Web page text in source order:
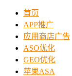
首页
APP推广
应用商店广告
ASO优化
GEO优化
苹果ASA